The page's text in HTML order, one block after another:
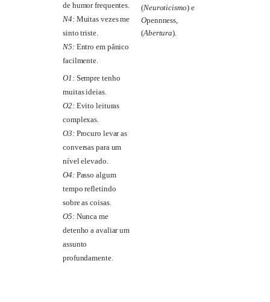
de humor frequentes.
N4:Muitas vezes me
sinto triste.
N5:Entro em pânico
facilmente.
O1:Sempre tenho
muitas ideias.
O2:Evito leituras
complexas.
O3:Procuro levar as
conversas para um
nível elevado.
O4:Passo algum
tempo refletindo
sobre as coisas.
O5:Nunca me
detenho a avaliar um
assunto
profundamente.
(Neuroticismo) e
Opennness,
(Abertura).